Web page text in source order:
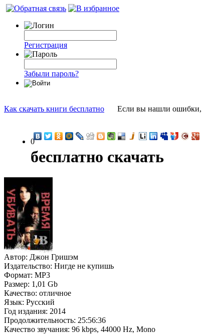
Регистрация
Забыли пароль?
Как скачать книги бесплатно Если вы нашли ошибки,
0
бесплатно скачать
Автор: Джон Гришэм
Издательство: Нигде не купишь
Формат: MP3
Размер: 1,01 Gb
Качество: отличное
Язык: Русский
Год издания: 2014
Продолжительность: 25:56:36
Качество звучания: 96 kbps, 44000 Hz, Mono